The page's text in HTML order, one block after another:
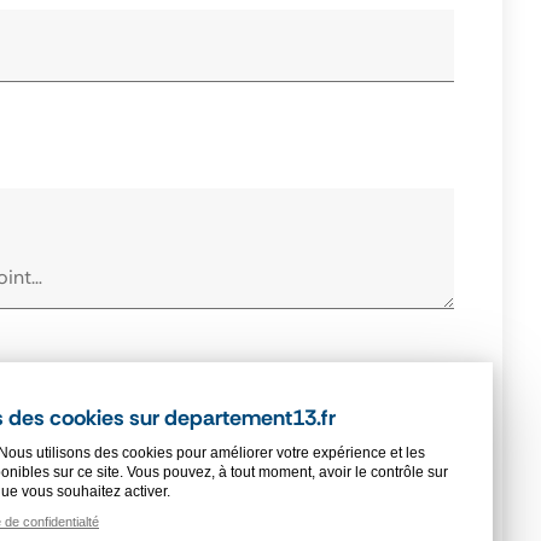
des cookies sur departement13.fr
utilisons des cookies pour améliorer votre expérience et les
sur ce site. Vous pouvez, à tout moment, avoir le contrôle sur
vous souhaitez activer.
de confidentialté